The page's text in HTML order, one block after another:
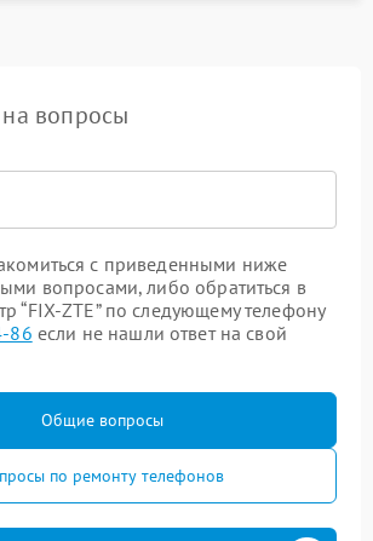
на вопросы
с приведенными ниже
вопросами, либо обратиться в
“FIX-ZTE” по следующему телефону
86 если не нашли ответ на свой
Общие вопросы
по ремонту телефонов